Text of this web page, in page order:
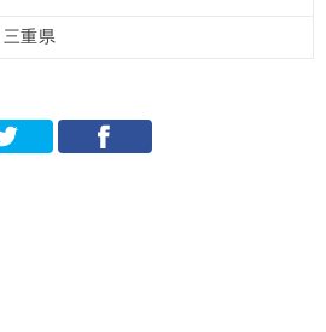
三重県